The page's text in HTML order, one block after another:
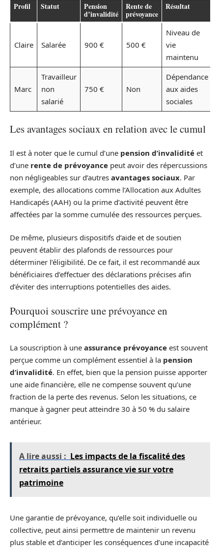
Profil Statut Pension
d’invalidité
Rente de
prévoyance
Résultat
Claire Salarée 900 € 500 €
Niveau de
vie
maintenu
Marc
Travailleur
non
salarié
750 € Non
Dépendance
aux aides
sociales
Les avantages sociaux en relation avec le cumul
Il est à noter que le cumul d’une pension d’invalidité et
d’une rente de prévoyance peut avoir des répercussions
non négligeables sur d’autres avantages sociaux. Par
exemple, des allocations comme l’Allocation aux Adultes
Handicapés (AAH) ou la prime d’activité peuvent être
affectées par la somme cumulée des ressources perçues.
De même, plusieurs dispositifs d’aide et de soutien
peuvent établir des plafonds de ressources pour
déterminer l’éligibilité. De ce fait, il est recommandé aux
bénéficiaires d’effectuer des déclarations précises afin
d’éviter des interruptions potentielles des aides.
Pourquoi souscrire une prévoyance en
complément ?
La souscription à une assurance prévoyance est souvent
perçue comme un complément essentiel à la pension
d’invalidité. En effet, bien que la pension puisse apporter
une aide financière, elle ne compense souvent qu’une
fraction de la perte des revenus. Selon les situations, ce
manque à gagner peut atteindre 30 à 50 % du salaire
antérieur.
A lire aussi : Les impacts de la fiscalité des
retraits partiels assurance vie sur votre
patrimoine
Une garantie de prévoyance, qu’elle soit individuelle ou
collective, peut ainsi permettre de maintenir un revenu
plus stable et d’anticiper les conséquences d’une incapacité